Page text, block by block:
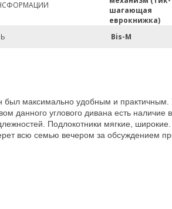
шагающая
еврокнижка)
Bis-M
был максимально удобным и практичным.
углового дивана есть наличие
Подлокотники мягкие,
всю семью вечером за обсуждением